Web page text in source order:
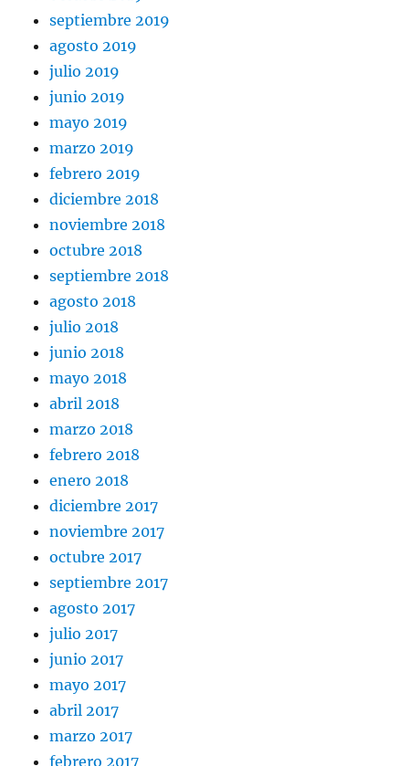
septiembre 2019
agosto 2019
julio 2019
junio 2019
mayo 2019
marzo 2019
febrero 2019
diciembre 2018
noviembre 2018
octubre 2018
septiembre 2018
agosto 2018
julio 2018
junio 2018
mayo 2018
abril 2018
marzo 2018
febrero 2018
enero 2018
diciembre 2017
noviembre 2017
octubre 2017
septiembre 2017
agosto 2017
julio 2017
junio 2017
mayo 2017
abril 2017
marzo 2017
febrero 2017